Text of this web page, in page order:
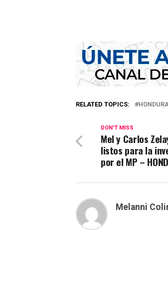
RELATED TOPICS:
DON'T MISS
Mel y Carlos
listos para la
por el MP –
Melanni